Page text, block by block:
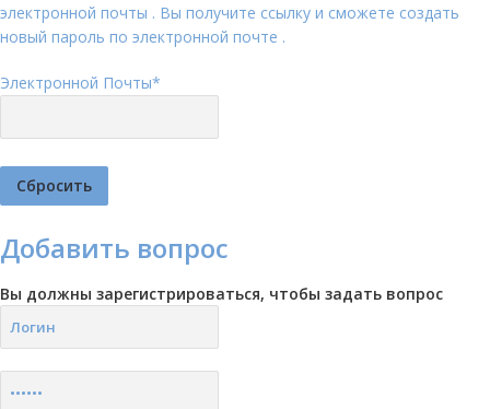
электронной почты . Вы получите ссылку и сможете создать
новый пароль по электронной почте .
Электронной Почты*
Добавить вопрос
Вы должны зарегистрироваться, чтобы задать вопрос